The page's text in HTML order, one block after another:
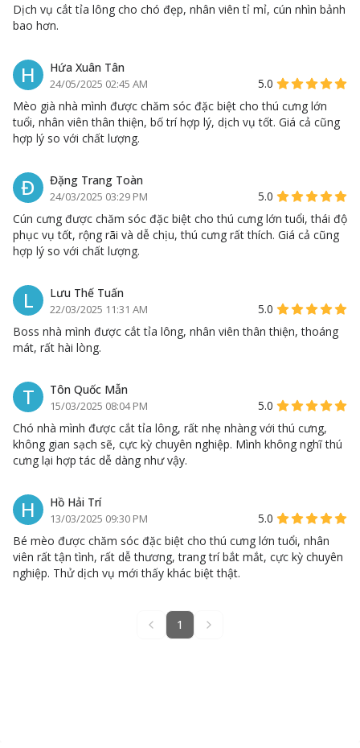
Dịch vụ cắt tỉa lông cho chó đẹp, nhân viên tỉ mỉ, cún nhìn bảnh
bao hơn.
H Hứa Xuân Tân
24/05/2025 02:45 AM
5.0
Mèo già nhà mình được chăm sóc đặc biệt cho thú cưng lớn
tuổi, nhân viên thân thiện, bố trí hợp lý, dịch vụ tốt. Giá cả cũng
hợp lý so với chất lượng.
Đ Đặng Trang Toàn
24/03/2025 03:29 PM
5.0
Cún cưng được chăm sóc đặc biệt cho thú cưng lớn tuổi, thái độ
phục vụ tốt, rộng rãi và dễ chịu, thú cưng rất thích. Giá cả cũng
hợp lý so với chất lượng.
L Lưu Thế Tuấn
22/03/2025 11:31 AM
5.0
Boss nhà mình được cắt tỉa lông, nhân viên thân thiện, thoáng
mát, rất hài lòng.
T Tôn Quốc Mẫn
15/03/2025 08:04 PM
5.0
Chó nhà mình được cắt tỉa lông, rất nhẹ nhàng với thú cưng,
không gian sạch sẽ, cực kỳ chuyên nghiệp. Mình không nghĩ thú
cưng lại hợp tác dễ dàng như vậy.
H Hồ Hải Trí
13/03/2025 09:30 PM
5.0
Bé mèo được chăm sóc đặc biệt cho thú cưng lớn tuổi, nhân
viên rất tận tình, rất dễ thương, trang trí bắt mắt, cực kỳ chuyên
nghiệp. Thử dịch vụ mới thấy khác biệt thật.
1